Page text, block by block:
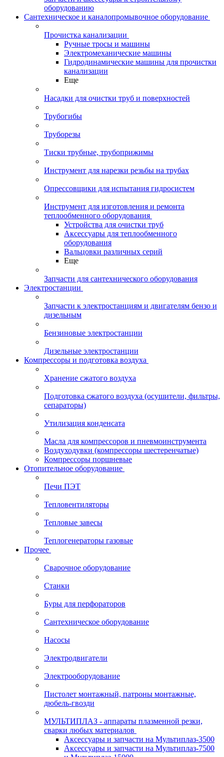
оборудованию
Сантехническое и каналопромывочное оборудование
Прочистка канализации
Ручные тросы и машины
Электромеханические машины
Гидродинамические машины для прочистки
канализации
Еще
Насадки для очистки труб и поверхностей
Трубогибы
Труборезы
Тиски трубные, трубоприжимы
Инструмент для нарезки резьбы на трубах
Опрессовщики для испытания гидросистем
Инструмент для изготовления и ремонта
теплообменного оборудования
Устройства для очистки труб
Аксессуары для теплообменного
оборудования
Вальцовки различных серий
Еще
Запчасти для сантехнического оборудования
Электростанции
Запчасти к электростанциям и двигателям бензо и
дизельным
Бензиновые электростанции
Дизельные электростанции
Компрессоры и подготовка воздуха
Хранение сжатого воздуха
Подготовка сжатого воздуха (осушители, фильтры,
сепараторы)
Утилизация конденсата
Масла для компрессоров и пневмоинструмента
Воздуходувки (компрессоры шестеренчатые)
Компрессоры поршневые
Отопительное оборудование
Печи ПЭТ
Тепловентиляторы
Тепловые завесы
Теплогенераторы газовые
Прочее
Сварочное оборудование
Станки
Буры для перфораторов
Сантехническое оборудование
Насосы
Электродвигатели
Электрооборудование
Пистолет монтажный, патроны монтажные,
дюбель-гвозди
МУЛЬТИПЛАЗ - аппараты плазменной резки,
сварки любых материалов
Аксессуары и запчасти на Мультиплаз-3500
Аксессуары и запчасти на Мультиплаз-7500